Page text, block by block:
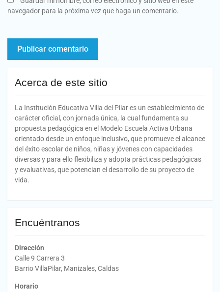
navegador para la próxima vez que haga un comentario.
Acerca de este sitio
La Institución Educativa Villa del Pilar es un establecimiento de
carácter oficial, con jornada única, la cual fundamenta su
propuesta pedagógica en el Modelo Escuela Activa Urbana
orientado desde un enfoque inclusivo, que promueve el alcance
del éxito escolar de niños, niñas y jóvenes con capacidades
diversas y para ello flexibiliza y adopta prácticas pedagógicas
y evaluativas, que potencian el desarrollo de su proyecto de
vida.
Encuéntranos
Dirección
Calle 9 Carrera 3
Barrio VillaPilar, Manizales, Caldas
Horario